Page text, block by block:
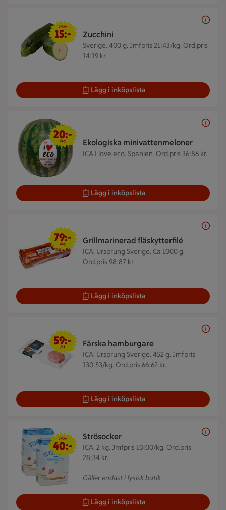
Zucchini
Sverige. 400 g. Jmfpris 21:43/kg. Ord.pris
14:19 kr.
2 för 15 kr
2 för
15:-
Lägg i inköpslista
Ekologiska minivattenmeloner
ICA I love eco. Spanien. Ord.pris 36:86 kr.
20 kr/kg
20:-
/kg
Lägg i inköpslista
Grillmarinerad fläskytterfilé
ICA. Ursprung Sverige. Ca 1000 g.
Ord.pris 98:87 kr.
79 kr/kg
79:-
/kg
Lägg i inköpslista
Färska hamburgare
ICA. Ursprung Sverige. 452 g. Jmfpris
130:53/kg. Ord.pris 66:62 kr.
59 kr/st
59:-
/st
Lägg i inköpslista
Strösocker
ICA. 2 kg. Jmfpris 10:00/kg. Ord.pris
28:34 kr.
Gäller endast i fysisk butik.
2 för 40 kr
2 för
40:-
Lägg i inköpslista